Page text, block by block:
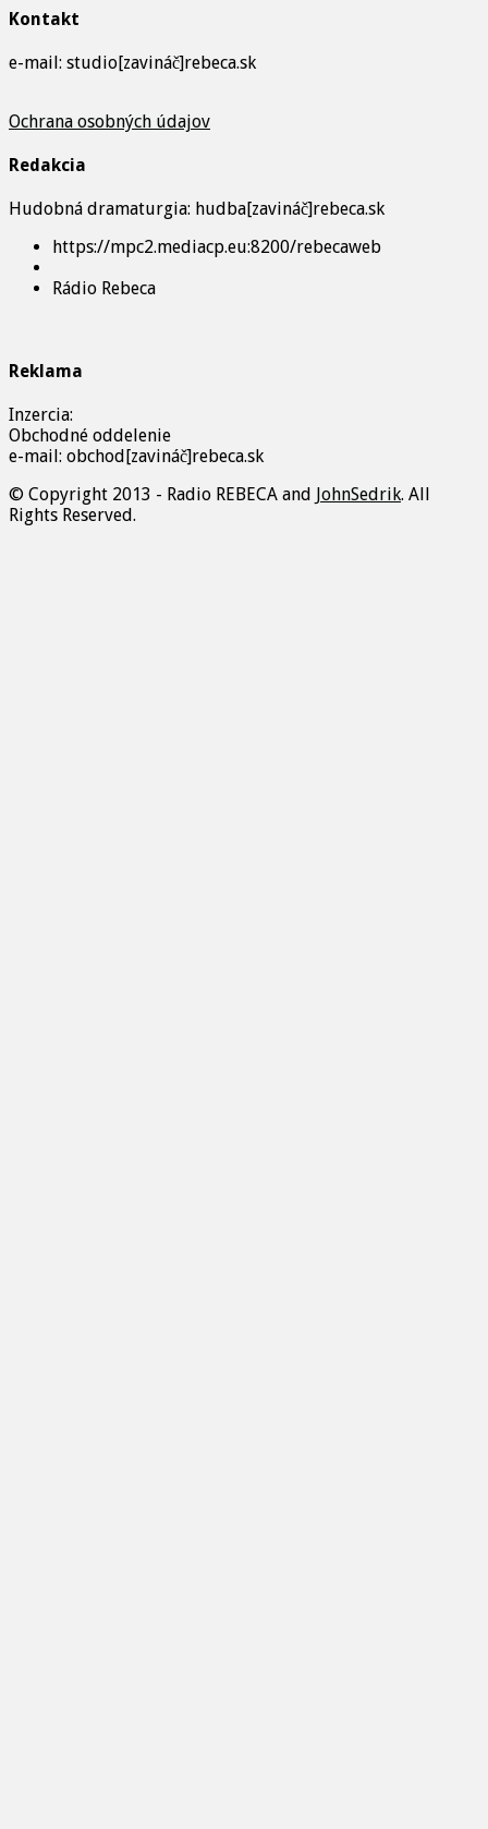
Kontakt
e-mail: studio[zavináč]rebeca.sk
Ochrana osobných údajov
Redakcia
Hudobná dramaturgia: hudba[zavináč]rebeca.sk
https://mpc2.mediacp.eu:8200/rebecaweb
Rádio Rebeca
Reklama
Inzercia:
Obchodné oddelenie
e-mail: obchod[zavináč]rebeca.sk
© Copyright 2013 - Radio REBECA and JohnSedrik. All
Rights Reserved.